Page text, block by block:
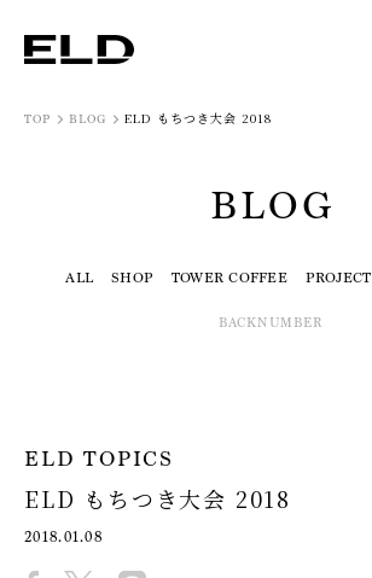
TOP BLOG ELD もちつき大会 2018
BLOG
ALL SHOP TOWER COFFEE PROJECT
BACKNUMBER
ELD TOPICS
ELD もちつき大会 2018
2018.01.08